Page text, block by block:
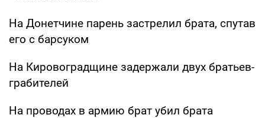
На Донетчине парень застрелил брата, спутав
его с барсуком
На Кировоградщине задержали двух братьев-
грабителей
На проводах в армию брат убил брата